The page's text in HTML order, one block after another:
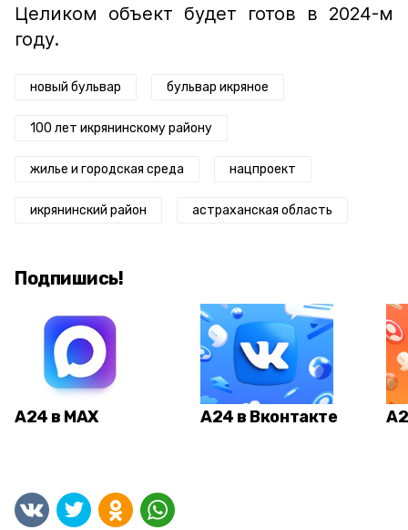
Целиком объект будет готов в 2024-м
году.
новый бульвар бульвар икряное
100 лет икрянинскому району
жилье и городская среда нацпроект
икрянинский район астраханская область
Подпишись!
А24 в MAX А24 в Вконтакте